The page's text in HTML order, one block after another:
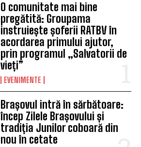
O comunitate mai bine
pregătită: Groupama
instruiește șoferii RATBV în
acordarea primului ajutor,
prin programul „Salvatorii de
vieți”
EVENIMENTE
Brașovul intră în sărbătoare:
încep Zilele Brașovului și
tradiția Junilor coboară din
nou în cetate